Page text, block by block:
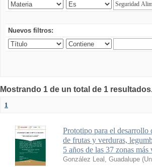
Nuevos filtros:
Mostrando 1 de un total de 1
1
Prototipo para el desarrollo
de frutas y verduras,
5 años de las 37 zonas
González Leal, Guadalupe (